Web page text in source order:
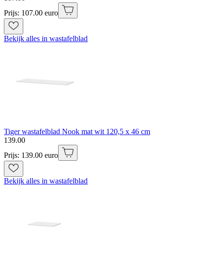
Prijs: 107.00 euro
Bekijk alles in wastafelblad
Tiger wastafelblad Nook mat wit 120,5 x 46 cm
139.00
Prijs: 139.00 euro
Bekijk alles in wastafelblad